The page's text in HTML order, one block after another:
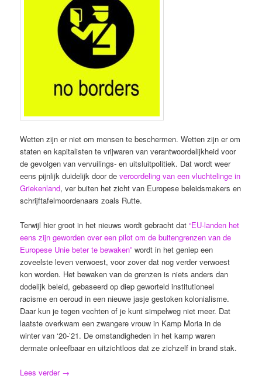
Wetten zijn er niet om mensen te beschermen. Wetten zijn er om
staten en kapitalisten te vrijwaren van verantwoordelijkheid voor
de gevolgen van vervuilings- en uitsluitpolitiek. Dat wordt weer
eens pijnlijk duidelijk door deveroordeling van een vluchtelinge in
Griekenland, ver buiten het zicht van Europese beleidsmakers en
schrijftafelmoordenaars zoals Rutte.
Terwijl hier groot in het nieuws wordt gebracht dat“EU-landen het
eens zijn geworden over een pilot om de buitengrenzen van de
Europese Unie beter te bewaken” wordt in het geniep een
zoveelste leven verwoest, voor zover dat nog verder verwoest
kon worden. Het bewaken van de grenzen is niets anders dan
dodelijk beleid, gebaseerd op diep geworteld institutioneel
racisme en oeroud in een nieuwe jasje gestoken kolonialisme.
Daar kun je tegen vechten of je kunt simpelweg niet meer. Dat
laatste overkwam een zwangere vrouw in Kamp Moria in de
winter van ‘20-’21. De omstandigheden in het kamp waren
dermate onleefbaar en uitzichtloos dat ze zichzelf in brand stak.
Lees verder →